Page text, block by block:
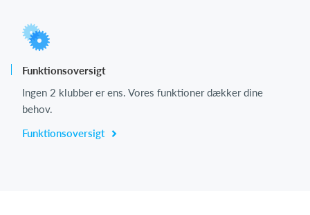
Funktionsoversigt
Ingen 2 klubber er ens. Vores funktioner dækker dine
behov.
Funktionsoversigt